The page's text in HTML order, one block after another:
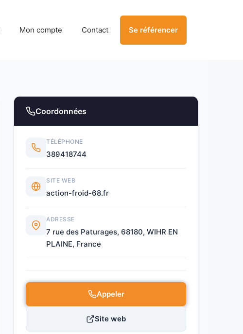
Mon compte Contact Se référencer
Coordonnées
TÉLÉPHONE
389418744
SITE WEB
action-froid-68.fr
ADRESSE
7 rue des Paturages, 68180, WIHR EN
PLAINE, France
Appeler
Site web